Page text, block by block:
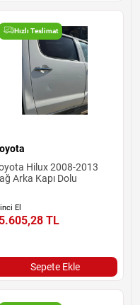
Hızlı Teslimat
Hilux 2008-2013
Arka Kapı Dolu
El
TL
Sepete Ekle